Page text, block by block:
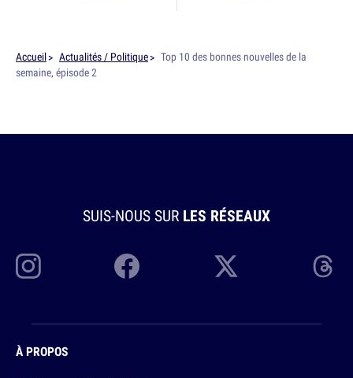
Accueil Actualités / Politique
Top 10 des bonnes nouvelles de la
semaine, épisode 2
SUIS-NOUS SUR LES RÉSEAUX
À PROPOS